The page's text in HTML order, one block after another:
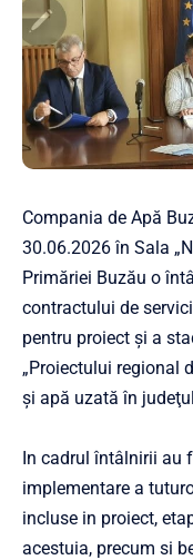
Compania de Apă
30.06.2026 în Sala
Primăriei Buzău o
contractului de
pentru proiect și a
„Proiectului regional
şi apă uzată în
In cadrul întâlnirii au
implementare a
incluse in proiect,
acestuia, precum si